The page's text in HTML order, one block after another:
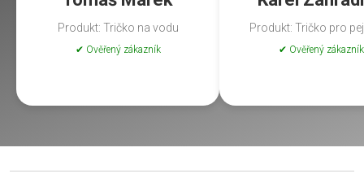
Produkt: Tričko na vodu
✔ Ověřený zákazník
Produkt: Tričko pro
✔ Ověřený zákazník